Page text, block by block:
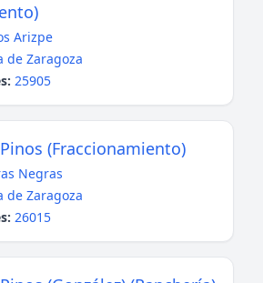
Arizpe
de Zaragoza
25905
(Fraccionamiento)
Negras
de Zaragoza
26015